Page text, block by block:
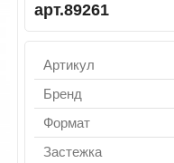
арт.89261
Артикул
Бренд
Формат
Застежка